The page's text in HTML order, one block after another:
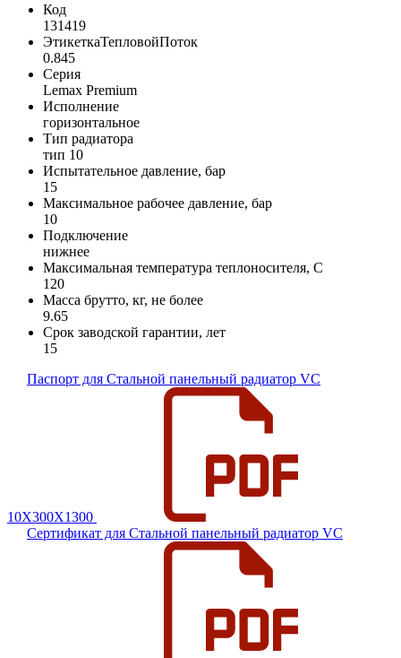
Код
131419
ЭтикеткаТепловойПоток
0.845
Серия
Lemax Premium
Исполнение
горизонтальное
Тип радиатора
тип 10
Испытательное давление, бар
15
Максимальное рабочее давление, бар
10
Подключение
нижнее
Максимальная температура теплоносителя, C
120
Масса брутто, кг, не более
9.65
Срок заводской гарантии, лет
15
Паспорт для Стальной панельный радиатор VC
10Х300Х1300
Сертификат для Стальной панельный радиатор VC